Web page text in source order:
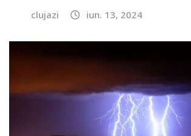
clujazi iun. 13, 2024